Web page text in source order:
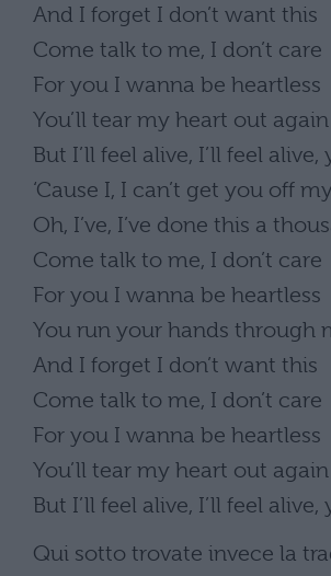
And I forget I don’t want this
Come talk to me, I don’t care
For you I wanna be heartless
You’ll tear my heart out again
But I’ll feel alive, I’ll feel alive,
‘Cause I, I can’t get you off
Oh, I’ve, I’ve done this a
Come talk to me, I don’t care
For you I wanna be heartless
You run your hands through
And I forget I don’t want this
Come talk to me, I don’t care
For you I wanna be heartless
You’ll tear my heart out again
But I’ll feel alive, I’ll feel alive,
Qui sotto trovate invece la